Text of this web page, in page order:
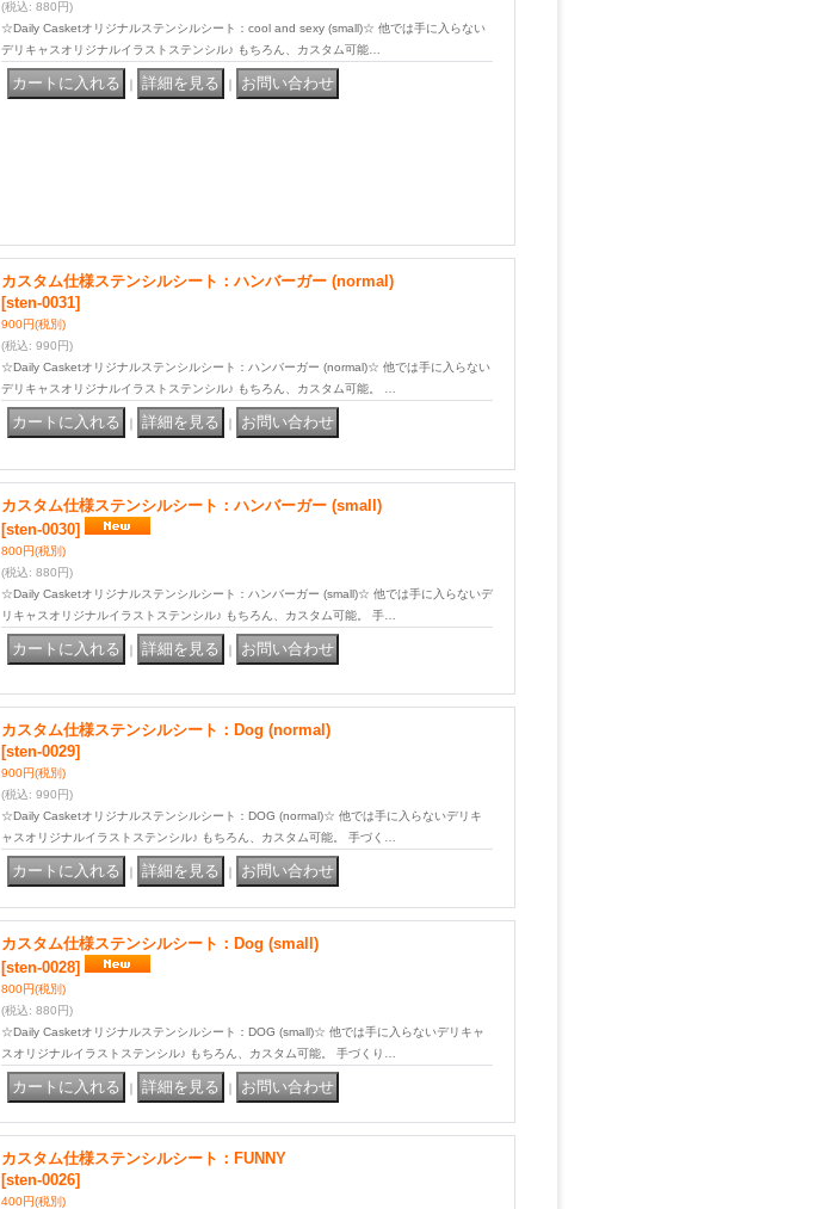
(税込: 880円)
☆Daily Casketオリジナルステンシルシート：cool and sexy (small)☆ 他では手に入らない
デリキャスオリジナルイラストステンシル♪ もちろん、カスタム可能…
｜ ｜
カスタム仕様ステンシルシート：ハンバーガー (normal)
[sten-0031]
900円(税別)
(税込: 990円)
☆Daily Casketオリジナルステンシルシート：ハンバーガー (normal)☆ 他では手に入らない
デリキャスオリジナルイラストステンシル♪ もちろん、カスタム可能。 …
｜ ｜
カスタム仕様ステンシルシート：ハンバーガー (small)
[sten-0030]
800円(税別)
(税込: 880円)
☆Daily Casketオリジナルステンシルシート：ハンバーガー (small)☆ 他では手に入らないデ
リキャスオリジナルイラストステンシル♪ もちろん、カスタム可能。 手…
｜ ｜
カスタム仕様ステンシルシート：Dog (normal)
[sten-0029]
900円(税別)
(税込: 990円)
☆Daily Casketオリジナルステンシルシート：DOG (normal)☆ 他では手に入らないデリキ
ャスオリジナルイラストステンシル♪ もちろん、カスタム可能。 手づく…
｜ ｜
カスタム仕様ステンシルシート：Dog (small)
[sten-0028]
800円(税別)
(税込: 880円)
☆Daily Casketオリジナルステンシルシート：DOG (small)☆ 他では手に入らないデリキャ
スオリジナルイラストステンシル♪ もちろん、カスタム可能。 手づくり…
｜ ｜
カスタム仕様ステンシルシート：FUNNY
[sten-0026]
400円(税別)